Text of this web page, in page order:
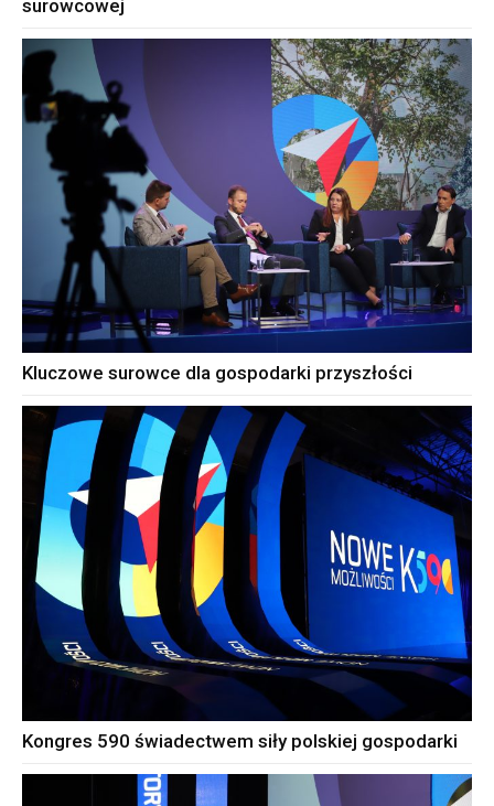
surowcowej
Kluczowe surowce dla gospodarki przyszłości
Kongres 590 świadectwem siły polskiej gospodarki